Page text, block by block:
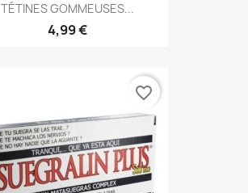
TÉTINES GOMMEUSES...
4,99 €
favorite_border